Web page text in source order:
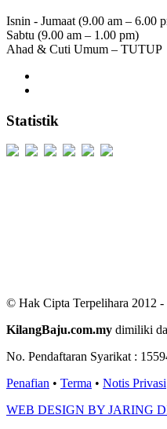
Isnin - Jumaat (9.00 am – 6.00
Sabtu (9.00 am – 1.00 pm)
Ahad & Cuti Umum – TUTUP
Statistik
© Hak Cipta Terpelihara 2012 -
KilangBaju.com.my dimiliki
No. Pendaftaran Syarikat :
Penafian • Terma • Notis Privasi
WEB DESIGN BY JARING